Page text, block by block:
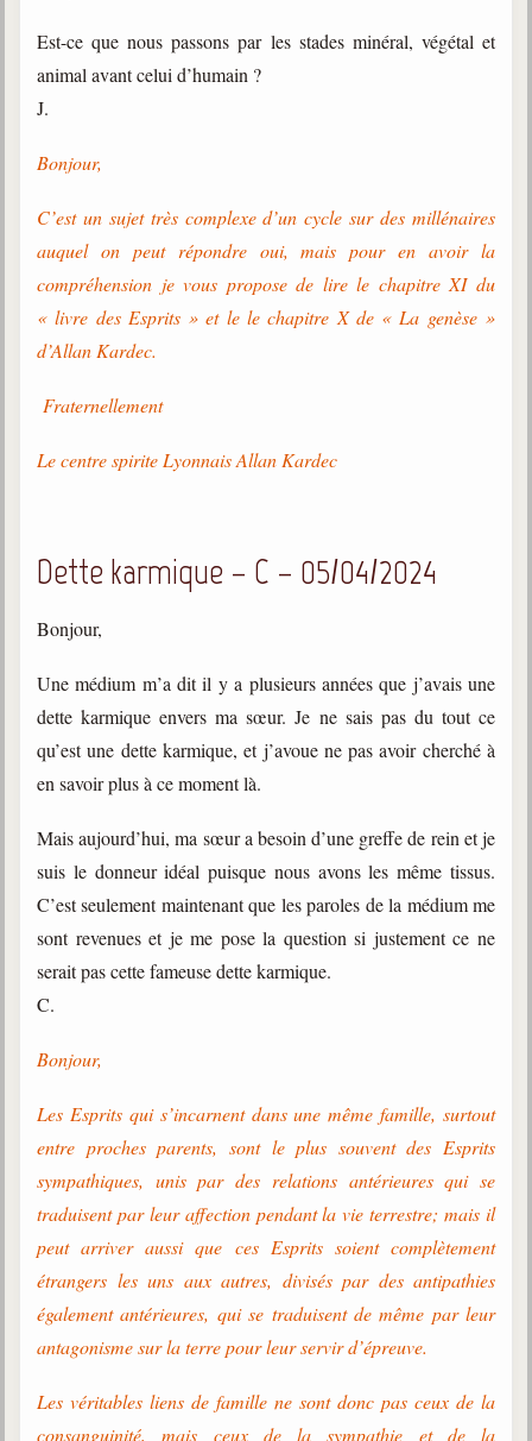
Est-ce que nous passons par les stades minéral, végétal et
animal avant celui d’humain ?
J.
Bonjour,
C’est un sujet très complexe d’un cycle sur des millénaires
auquel on peut répondre oui, mais pour en avoir la
compréhension je vous propose de lire le chapitre XI du
« livre des Esprits » et le le chapitre X de « La genèse »
d’Allan Kardec.
Fraternellement
Le centre spirite Lyonnais Allan Kardec
Dette karmique – C – 05/04/2024
Bonjour,
Une médium m’a dit il y a plusieurs années que j’avais une
dette karmique envers ma sœur. Je ne sais pas du tout ce
qu’est une dette karmique, et j’avoue ne pas avoir cherché à
en savoir plus à ce moment là.
Mais aujourd’hui, ma sœur a besoin d’une greffe de rein et je
suis le donneur idéal puisque nous avons les même tissus.
C’est seulement maintenant que les paroles de la médium me
sont revenues et je me pose la question si justement ce ne
serait pas cette fameuse dette karmique.
C.
Bonjour,
Les Esprits qui s’incarnent dans une même famille, surtout
entre proches parents, sont le plus souvent des Esprits
sympathiques, unis par des relations antérieures qui se
traduisent par leur affection pendant la vie terrestre; mais il
peut arriver aussi que ces Esprits soient complètement
étrangers les uns aux autres, divisés par des antipathies
également antérieures, qui se traduisent de même par leur
antagonisme sur la terre pour leur servir d’épreuve.
Les véritables liens de famille ne sont donc pas ceux de la
consanguinité, mais ceux de la sympathie et de la